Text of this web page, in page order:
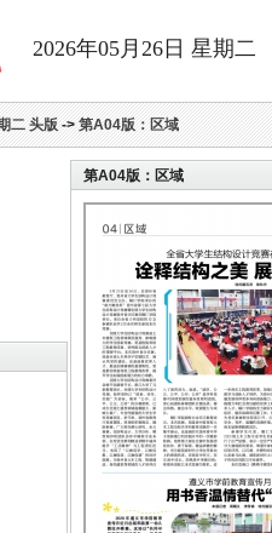
2026年05月26日 星期二
二 头版->第A04版：区域
第A04版： 区域